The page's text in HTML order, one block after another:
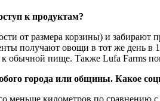
к продуктам?
от размера корзины) и
получают овощи в тот же день в
пище. Также Lufa Farms
города или общины. Какое
меньше километров по сравнению